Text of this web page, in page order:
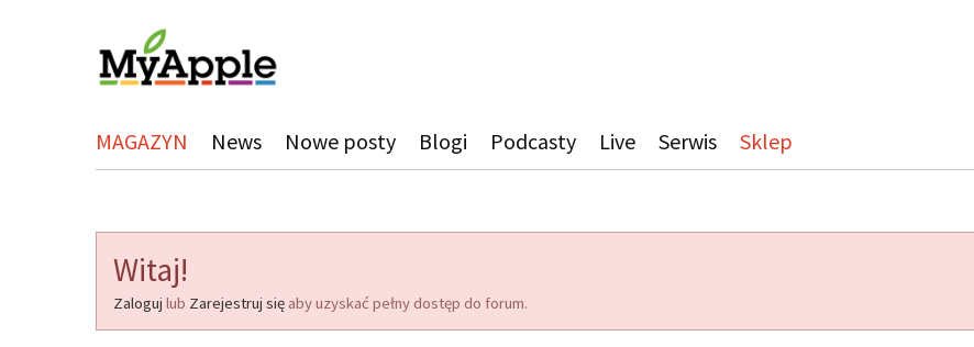
MAGAZYN News Nowe posty Blogi Podcasty Live Serwis Sklep
Witaj!
Zaloguj lub Zarejestruj się aby uzyskać pełny dostęp do forum.